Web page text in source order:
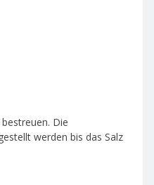
Die
werden bis das Salz